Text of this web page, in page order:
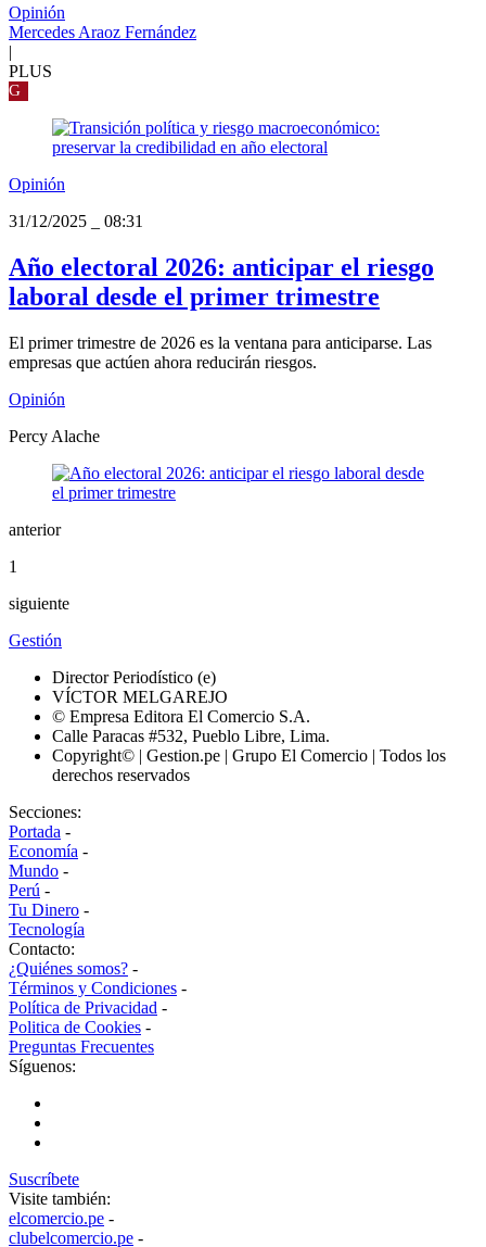
Opinión
Mercedes Araoz Fernández
|
PLUS
G
Opinión
31/12/2025
08:31
Año electoral 2026: anticipar el riesgo
laboral desde el primer trimestre
El primer trimestre de 2026 es la ventana para anticiparse. Las
empresas que actúen ahora reducirán riesgos.
Opinión
Percy Alache
anterior
1
siguiente
Gestión
Director Periodístico (e)
VÍCTOR MELGAREJO
© Empresa Editora El Comercio S.A.
Calle Paracas #532, Pueblo Libre, Lima.
Copyright© | Gestion.pe | Grupo El Comercio | Todos los
derechos reservados
Secciones:
Portada -
Economía -
Mundo -
Perú -
Tu Dinero -
Tecnología
Contacto:
¿Quiénes somos? -
Términos y Condiciones -
Política de Privacidad -
Politica de Cookies -
Preguntas Frecuentes
Síguenos:
Suscríbete
Visite también:
elcomercio.pe -
clubelcomercio.pe -